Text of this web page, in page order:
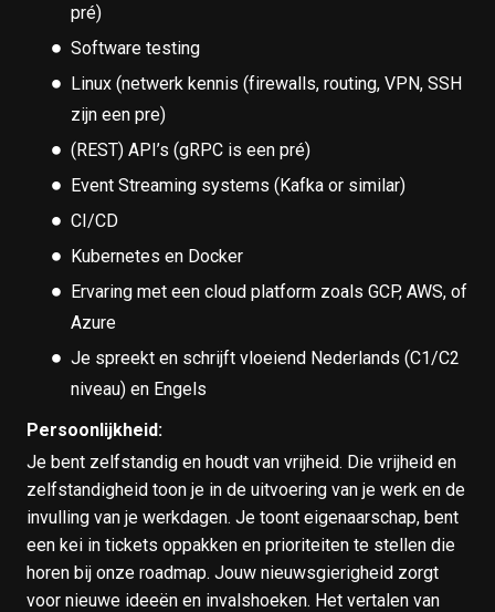
pré)
Software testing
Linux (netwerk kennis (firewalls, routing, VPN, SSH
zijn een pre)
(REST) API’s (gRPC is een pré)
Event Streaming systems (Kafka or similar)
CI/CD
Kubernetes en Docker
Ervaring met een cloud platform zoals GCP, AWS, of
Azure
Je spreekt en schrijft vloeiend Nederlands (C1/C2
niveau) en Engels
Persoonlijkheid:
Je bent zelfstandig en houdt van vrijheid. Die vrijheid en
zelfstandigheid toon je in de uitvoering van je werk en de
invulling van je werkdagen. Je toont eigenaarschap, bent
een kei in tickets oppakken en prioriteiten te stellen die
horen bij onze roadmap. Jouw nieuwsgierigheid zorgt
voor nieuwe ideeën en invalshoeken. Het vertalen van